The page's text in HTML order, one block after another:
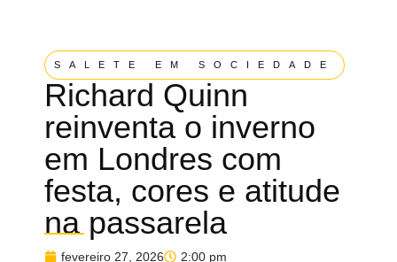
SALETE EM SOCIEDADE
Richard Quinn
reinventa o inverno
em Londres com
festa, cores e atitude
na passarela
fevereiro 27, 2026 2:00 pm